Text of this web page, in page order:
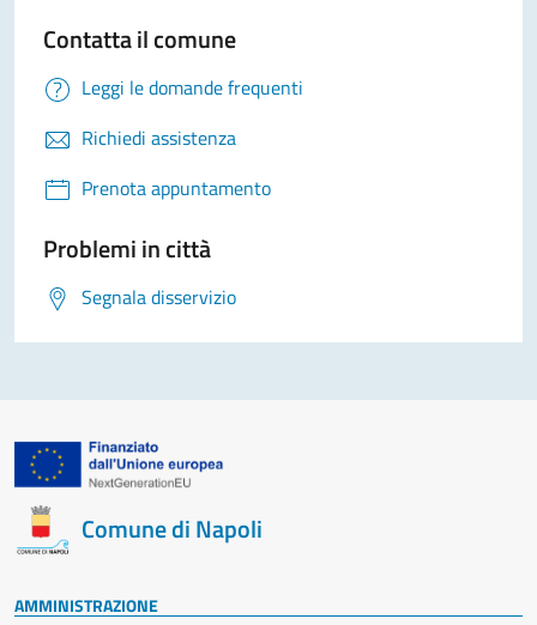
Contatta il comune
Leggi le domande frequenti
Richiedi assistenza
Prenota appuntamento
Problemi in città
Segnala disservizio
Comune di Napoli
AMMINISTRAZIONE